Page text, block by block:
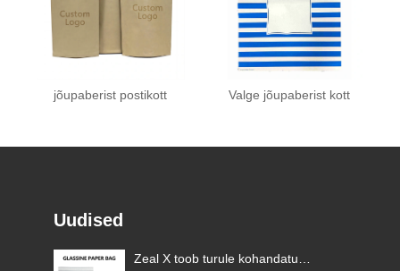
jõupaberist postikott Valge jõupaberist kott
Uudised
Zeal X toob turule kohandatud